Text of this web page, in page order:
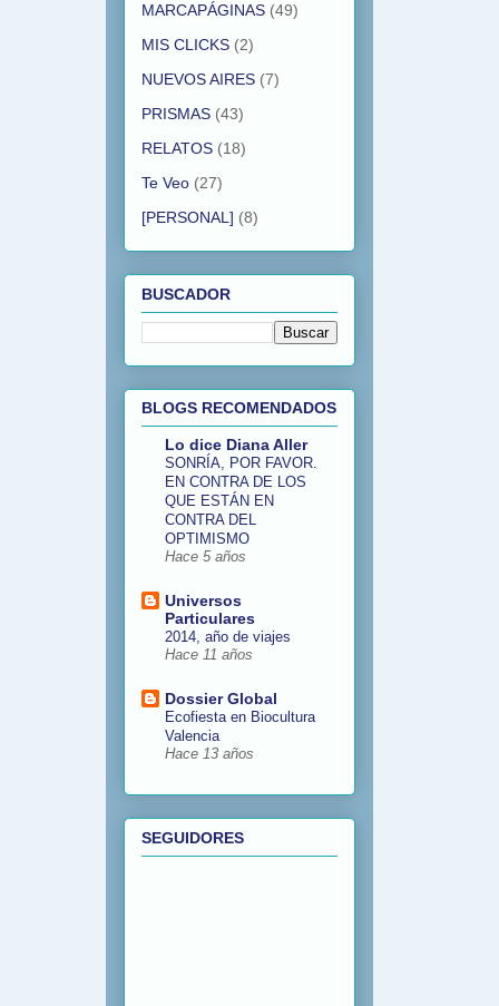
MARCAPÁGINAS (49)
MIS CLICKS (2)
NUEVOS AIRES (7)
PRISMAS (43)
RELATOS (18)
Te Veo (27)
[PERSONAL] (8)
BUSCADOR
BLOGS RECOMENDADOS
Lo dice Diana Aller
SONRÍA, POR FAVOR.
EN CONTRA DE LOS
QUE ESTÁN EN
CONTRA DEL
OPTIMISMO
Hace 5 años
Universos
Particulares
2014, año de viajes
Hace 11 años
Dossier Global
Ecofiesta en Biocultura
Valencia
Hace 13 años
SEGUIDORES